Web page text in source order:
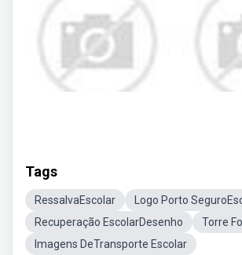
Tags
RessalvaEscolar
Logo Porto
Recuperação EscolarDesenho
Torre
Imagens DeTransporte Escolar